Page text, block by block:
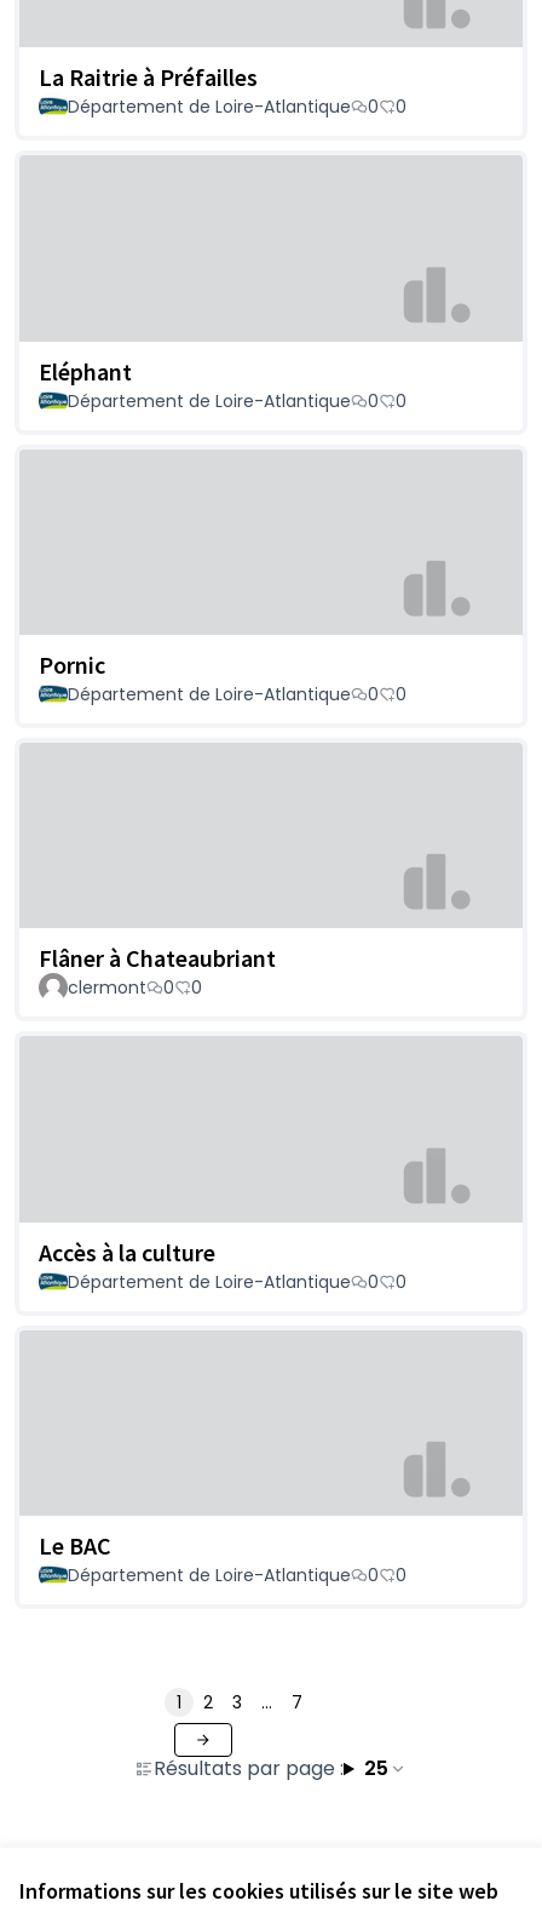
Informations sur les cookies utilisés sur le site web
La Raitrie à Préfailles
Département de Loire-Atlantique 0 0
Eléphant
Département de Loire-Atlantique 0 0
Pornic
Département de Loire-Atlantique 0 0
Flâner à Chateaubriant
clermont 0 0
Accès à la culture
Département de Loire-Atlantique 0 0
Le BAC
Département de Loire-Atlantique 0 0
Résultats par page : 25
1 2 3 … 7